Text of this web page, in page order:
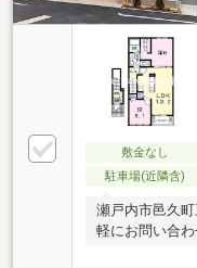
敷金なし
駐車場(近隣含)
瀬戸内市邑久
軽にお問い合わ